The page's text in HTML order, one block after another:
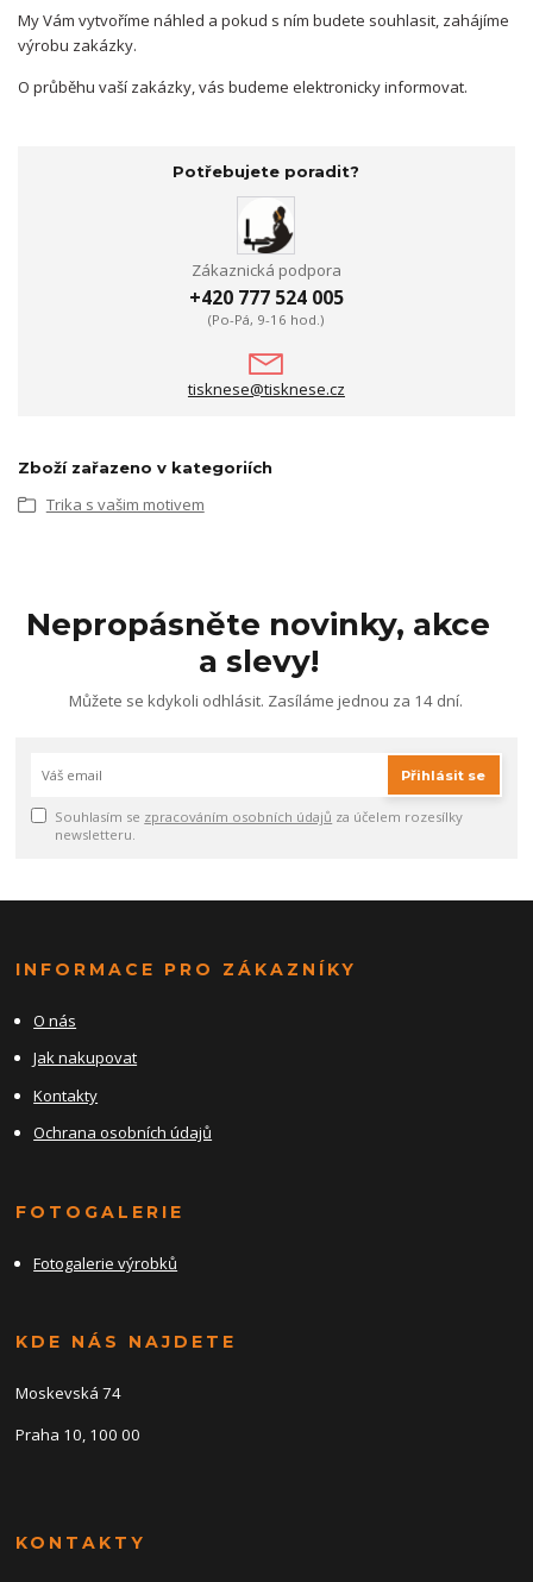
My Vám vytvoříme náhled a pokud s ním budete souhlasit, zahájíme
výrobu zakázky.
O průběhu vaší zakázky, vás budeme elektronicky informovat.
Potřebujete poradit?
Zákaznická podpora
+420 777 524 005
(Po-Pá, 9-16 hod.)
tisknese@tisknese.cz
Zboží zařazeno v kategoriích
Trika s vašim motivem
Nepropásněte novinky, akce
a slevy!
Můžete se kdykoli odhlásit. Zasíláme jednou za 14 dní.
Přihlásit se
Souhlasím se zpracováním osobních údajů za účelem rozesílky
newsletteru.
INFORMACE PRO ZÁKAZNÍKY
O nás
Jak nakupovat
Kontakty
Ochrana osobních údajů
FOTOGALERIE
Fotogalerie výrobků
KDE NÁS NAJDETE
Moskevská 74
Praha 10, 100 00
KONTAKTY